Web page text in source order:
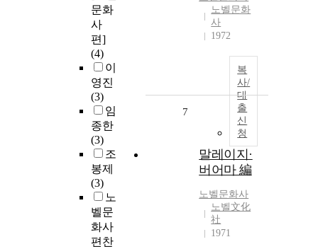
문화
사
편]
(4)
이
영진
(3)
임
종한
(3)
조
봉제
(3)
노
벨문
화사
편찬
노벨문화
사
1972
복
사/
대
출
신
청
7
말레이지·
버어마 編
노벨문화사
노벨文化
社
1971